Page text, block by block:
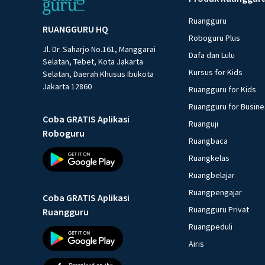
RUANGGURU HQ
Jl. Dr. Saharjo No.161, Manggarai
Selatan, Tebet, Kota Jakarta
Selatan, Daerah Khusus Ibukota
Jakarta 12860
Coba GRATIS Aplikasi
Roboguru
Coba GRATIS Aplikasi
Ruangguru
Ruangguru
Roboguru Plus
Dafa dan Lulu
Kursus for Kids
Ruangguru for Kids
Ruangguru for
Ruanguji
Ruangbaca
Ruangkelas
Ruangbelajar
Ruangpengajar
Ruangguru Privat
Ruangpeduli
Airis